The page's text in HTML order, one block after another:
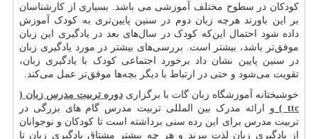
کودکان در سطوح مختلف آموزشی می باشد. بسیاری از کار‌شناسان
بر این باورند هرچه زبان دوم در سنین پایین‌تری به کودک آموزش
داده شود احتمال این‌که کودک در سال‌های بعد در یادگیری این زبان
موفق‌تر باشد، بیشتر است. بررسی‌های بیشتر در مورد یادگیری زبان
در سنین پایین نشان داد برخورد اجتماعی‌ کودک با یادگیری زبان،
تقویت می‌شود و حتی در ارتباط با دیگر بچه‌ها موفق‌تر عمل می‌کند.
خوشبختانه آموزشگاه زبان گات با برگزاری دوره تربیت مدرس زبان (
ttc
) و ارائه مدرک بین المللی تربیت مدرس گام های بزرگی در
تربیت مدرس برای این رده سنی برداشته است تا کودکان و نوجوانان
از یادگیری زبان لذت ببرند و هر چه بیشتر مشتاق یادگیری زبان تا